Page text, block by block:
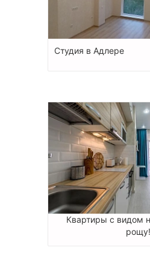
Cтудия в Адлере
Квартиры с видом
рощу!